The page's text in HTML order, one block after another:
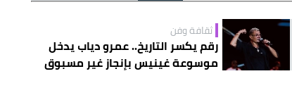
ثقافة وفن
رقم يكسر التاريخ.. عمرو دياب يدخل
موسوعة غينيس بإنجاز غير مسبوق